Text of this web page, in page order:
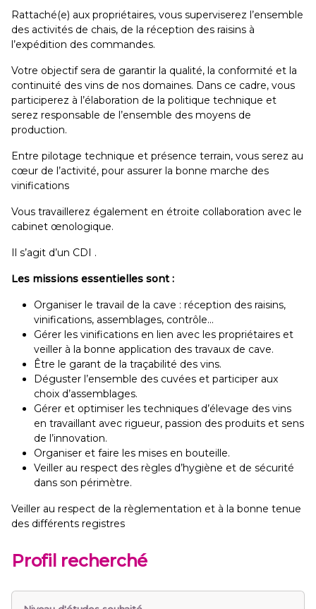
Rattaché(e) aux propriétaires, vous superviserez l’ensemble
des activités de chais, de la réception des raisins à
l’expédition des commandes.
Votre objectif sera de garantir la qualité, la conformité et la
continuité des vins de nos domaines. Dans ce cadre, vous
participerez à l’élaboration de la politique technique et
serez responsable de l’ensemble des moyens de
production.
Entre pilotage technique et présence terrain, vous serez au
cœur de l’activité, pour assurer la bonne marche des
vinifications
Vous travaillerez également en étroite collaboration avec le
cabinet œnologique.
Il s’agit d’un CDI .
Les missions essentielles sont :
Organiser le travail de la cave : réception des raisins,
vinifications, assemblages, contrôle...
Gérer les vinifications en lien avec les propriétaires et
veiller à la bonne application des travaux de cave.
Être le garant de la traçabilité des vins.
Déguster l’ensemble des cuvées et participer aux
choix d’assemblages.
Gérer et optimiser les techniques d’élevage des vins
en travaillant avec rigueur, passion des produits et sens
de l’innovation.
Organiser et faire les mises en bouteille.
Veiller au respect des règles d’hygiène et de sécurité
dans son périmètre.
Veiller au respect de la règlementation et à la bonne tenue
des différents registres
Profil recherché